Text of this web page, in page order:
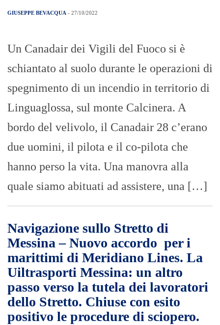
GIUSEPPE BEVACQUA - 27/10/2022
Un Canadair dei Vigili del Fuoco si è
schiantato al suolo durante le operazioni di
spegnimento di un incendio in territorio di
Linguaglossa, sul monte Calcinera. A
bordo del velivolo, il Canadair 28 c’erano
due uomini, il pilota e il co-pilota che
hanno perso la vita. Una manovra alla
quale siamo abituati ad assistere, una […]
Navigazione sullo Stretto di
Messina – Nuovo accordo per i
marittimi di Meridiano Lines. La
Uiltrasporti Messina: un altro
passo verso la tutela dei lavoratori
dello Stretto. Chiuse con esito
positivo le procedure di sciopero.